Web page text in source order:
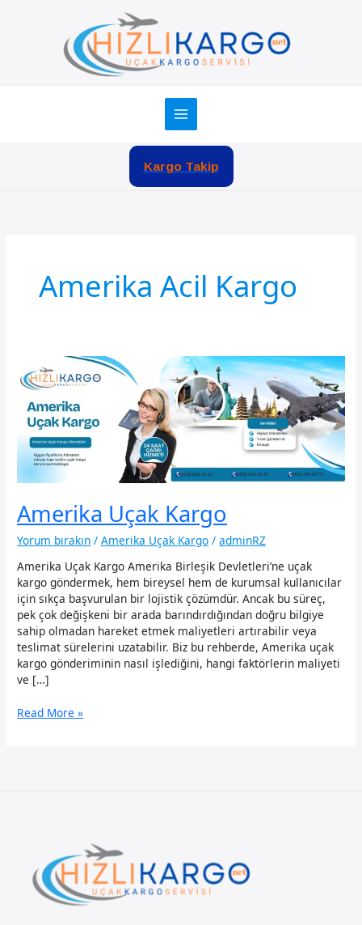
Kargo Takip
Amerika Acil Kargo
Amerika Uçak Kargo
Yorum bırakın /Amerika Uçak Kargo /adminRZ
Amerika Uçak Kargo Amerika Birleşik Devletleri’ne uçak
kargo göndermek, hem bireysel hem de kurumsal kullanıcılar
için sıkça başvurulan bir lojistik çözümdür. Ancak bu süreç,
pek çok değişkeni bir arada barındırdığından doğru bilgiye
sahip olmadan hareket etmek maliyetleri artırabilir veya
teslimat sürelerini uzatabilir. Biz bu rehberde, Amerika uçak
kargo gönderiminin nasıl işlediğini, hangi faktörlerin maliyeti
ve […]
Amerika
Read More »